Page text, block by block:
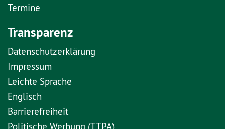
Termine
Transparenz
Datenschutzerklärung
Impressum
Leichte Sprache
Englisch
Barrierefreiheit